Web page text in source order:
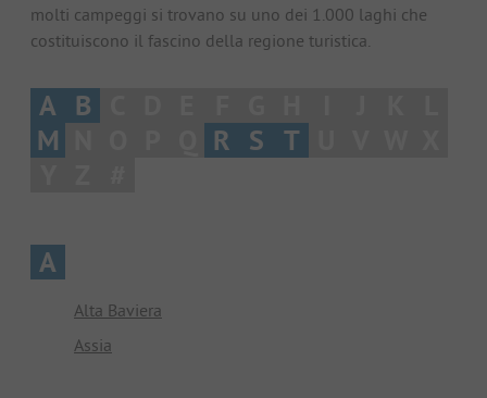
molti campeggi si trovano su uno dei 1.000 laghi che
costituiscono il fascino della regione turistica.
A B
M
R S T
A
Alta Baviera
Assia